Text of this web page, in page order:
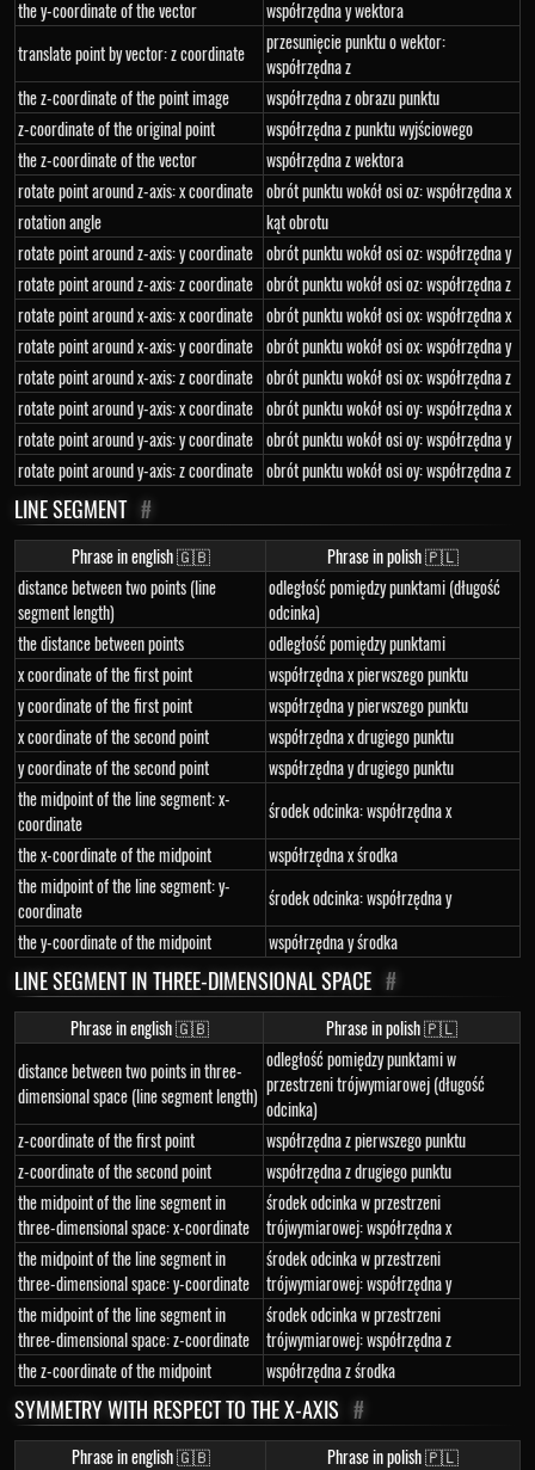
the y-coordinate of the vector
współrzędna y wektora
translate point by vector: z coordinate
przesunięcie punktu o wektor:
współrzędna z
the z-coordinate of the point image
współrzędna z obrazu punktu
z-coordinate of the original point
współrzędna z punktu wyjściowego
the z-coordinate of the vector
współrzędna z wektora
rotate point around z-axis: x coordinate obrót punktu wokół osi oz: współrzędna x
rotation angle
kąt obrotu
rotate point around z-axis: y coordinate obrót punktu wokół osi oz: współrzędna y
rotate point around z-axis: z coordinate obrót punktu wokół osi oz: współrzędna z
rotate point around x-axis: x coordinate obrót punktu wokół osi ox: współrzędna x
rotate point around x-axis: y coordinate obrót punktu wokół osi ox: współrzędna y
rotate point around x-axis: z coordinate obrót punktu wokół osi ox: współrzędna z
rotate point around y-axis: x coordinate obrót punktu wokół osi oy: współrzędna x
rotate point around y-axis: y coordinate obrót punktu wokół osi oy: współrzędna y
rotate point around y-axis: z coordinate obrót punktu wokół osi oy: współrzędna z
LINE SEGMENT #
Phrase in english 🇬🇧
Phrase in polish 🇵🇱
distance between two points (line
segment length)
odległość pomiędzy punktami (długość
odcinka)
the distance between points
odległość pomiędzy punktami
x coordinate of the first point
współrzędna x pierwszego punktu
y coordinate of the first point
współrzędna y pierwszego punktu
x coordinate of the second point
współrzędna x drugiego punktu
y coordinate of the second point
współrzędna y drugiego punktu
the midpoint of the line segment: x-
coordinate
środek odcinka: współrzędna x
the x-coordinate of the midpoint
współrzędna x środka
the midpoint of the line segment: y-
coordinate
środek odcinka: współrzędna y
the y-coordinate of the midpoint
współrzędna y środka
LINE SEGMENT IN THREE-DIMENSIONAL SPACE #
Phrase in english 🇬🇧
Phrase in polish 🇵🇱
distance between two points in three-
dimensional space (line segment length)
odległość pomiędzy punktami w
przestrzeni trójwymiarowej (długość
odcinka)
z-coordinate of the first point
współrzędna z pierwszego punktu
z-coordinate of the second point
współrzędna z drugiego punktu
the midpoint of the line segment in
three-dimensional space: x-coordinate
środek odcinka w przestrzeni
trójwymiarowej: współrzędna x
the midpoint of the line segment in
three-dimensional space: y-coordinate
środek odcinka w przestrzeni
trójwymiarowej: współrzędna y
the midpoint of the line segment in
three-dimensional space: z-coordinate
środek odcinka w przestrzeni
trójwymiarowej: współrzędna z
the z-coordinate of the midpoint
współrzędna z środka
SYMMETRY WITH RESPECT TO THE X-AXIS #
Phrase in english 🇬🇧
Phrase in polish 🇵🇱